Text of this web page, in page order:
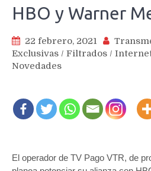
HBO y Warner
22 febrero, 2021
Exclusivas / Filtrados /
Novedades
El operador de TV Pago VTR, de